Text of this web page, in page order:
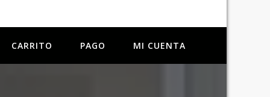
CARRITO PAGO MI CUENTA